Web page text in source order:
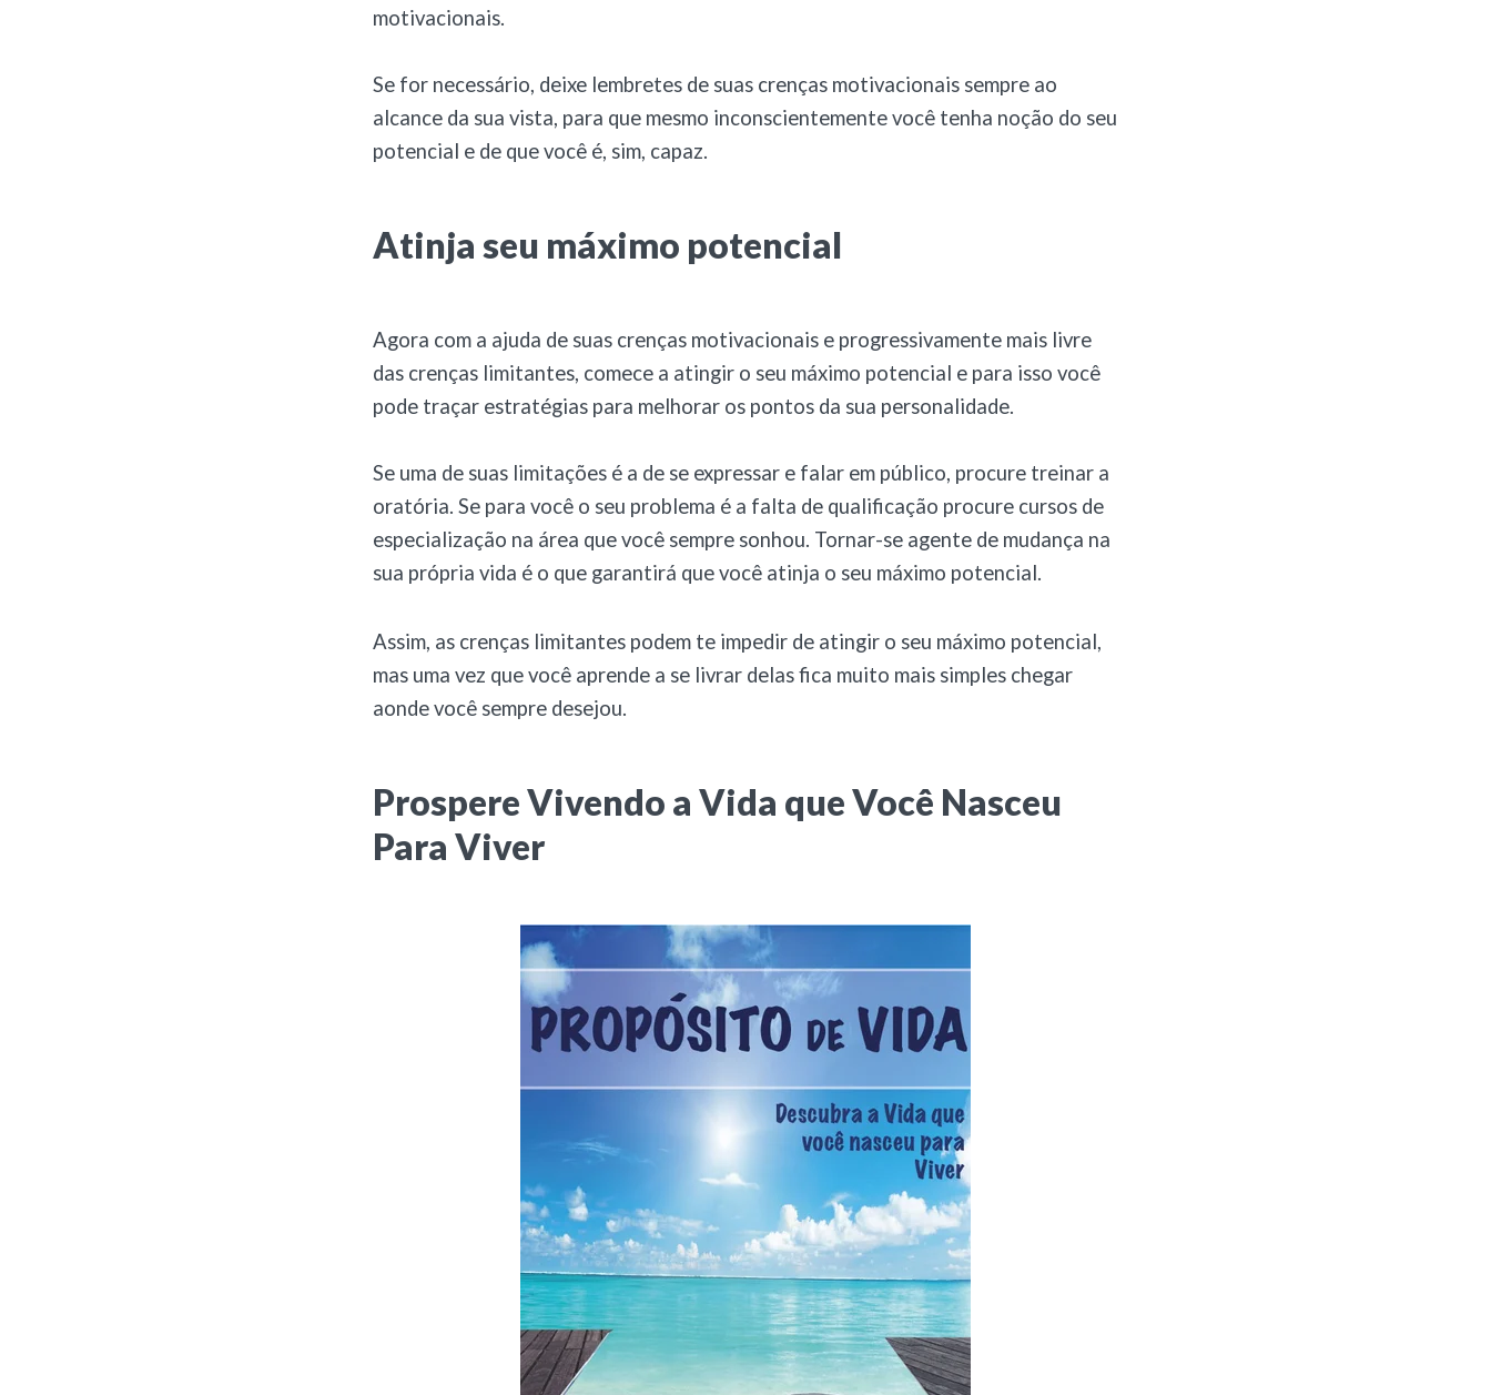
motivacionais.
Se for necessário, deixe lembretes de suas crenças motivacionais sempre ao
alcance da sua vista, para que mesmo inconscientemente você tenha noção do seu
potencial e de que você é, sim, capaz.
Atinja seu máximo potencial
Agora com a ajuda de suas crenças motivacionais e progressivamente mais livre
das crenças limitantes, comece a atingir o seu máximo potencial e para isso você
pode traçar estratégias para melhorar os pontos da sua personalidade.
Se uma de suas limitações é a de se expressar e falar em público, procure treinar a
oratória. Se para você o seu problema é a falta de qualificação procure cursos de
especialização na área que você sempre sonhou. Tornar-se agente de mudança na
sua própria vida é o que garantirá que você atinja o seu máximo potencial.
Assim, as crenças limitantes podem te impedir de atingir o seu máximo potencial,
mas uma vez que você aprende a se livrar delas fica muito mais simples chegar
aonde você sempre desejou.
Prospere Vivendo a Vida que Você Nasceu
Para Viver